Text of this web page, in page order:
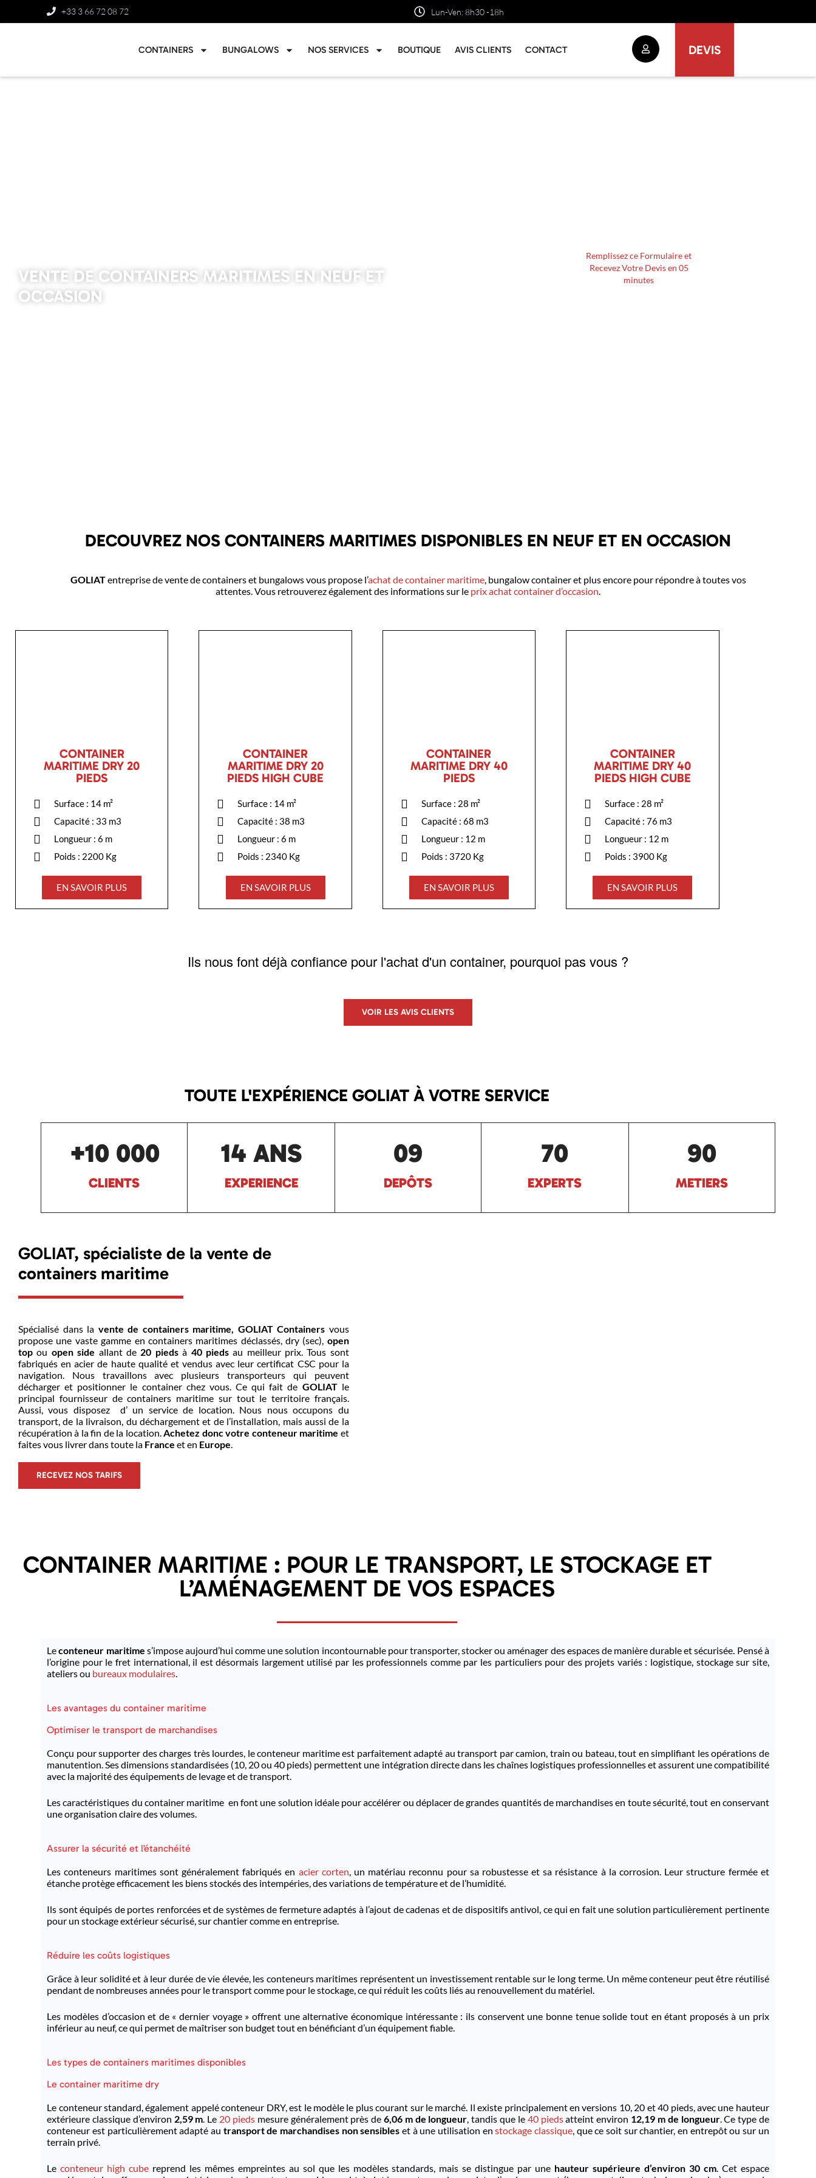
+33 3 66 72 08 72 Lun-Ven: 8h30 -18h
CONTAINERS BUNGALOWS NOS SERVICES BOUTIQUE AVIS CLIENTS CONTACT DEVIS
VENTE DE CONTAINERS MARITIMES EN NEUF ET
OCCASION
Remplissez ce Formulaire et
Recevez Votre Devis en 05
minutes
DECOUVREZ NOS CONTAINERS MARITIMES DISPONIBLES EN NEUF ET EN OCCASION
GOLIATentreprise de vente de containers et bungalows vous propose l’achat de container maritime, bungalow container et plus encore pour répondre à toutes vos
attentes. Vous retrouverez également des informations sur le prix achat container d’occasion.
CONTAINER
MARITIME DRY 20
PIEDS
Surface : 14 m²
Capacité : 33 m3
Longueur : 6 m
Poids : 2200 Kg
EN SAVOIR PLUS
CONTAINER
MARITIME DRY 20
PIEDS HIGH CUBE
Surface : 14 m²
Capacité : 38 m3
Longueur : 6 m
Poids : 2340 Kg
EN SAVOIR PLUS
CONTAINER
MARITIME DRY 40
PIEDS
Surface : 28 m²
Capacité : 68 m3
Longueur : 12 m
Poids : 3720 Kg
EN SAVOIR PLUS
CONTAINER
MARITIME DRY 40
PIEDS HIGH CUBE
Surface : 28 m²
Capacité : 76 m3
Longueur : 12 m
Poids : 3900 Kg
EN SAVOIR PLUS
Ils nous font déjà confiance pour l'achat d'un container, pourquoi pas vous ?
VOIR LES AVIS CLIENTS
TOUTE L'EXPÉRIENCE GOLIAT À VOTRE SERVICE
+10 000
CLIENTS
14 ANS
EXPERIENCE
09
DEPÔTS
70
EXPERTS
90
METIERS
GOLIAT, spécialiste de la vente de
containers maritime
Spécialisé dans la vente de containers maritime, GOLIAT Containers vous
propose une vaste gamme en containers maritimes déclassés, dry (sec), open
top ou open side allant de 20 piedsà 40 piedsau meilleur prix. Tous sont
fabriqués en acier de haute qualité et vendus avec leur certificat CSC pour la
navigation. Nous travaillons avec plusieurs transporteurs qui peuvent
décharger et positionner le container chez vous. Ce qui fait de GOLIATle
principal fournisseur de containers maritime sur tout le territoire français.
Aussi, vous disposez d’ un service de location. Nous nous occupons du
transport, de la livraison, du déchargement et de l’installation, mais aussi de la
récupération à la fin de la location.Achetez donc votre conteneur maritime et
faites vous livrer dans toute la France et en Europe.
RECEVEZ NOS TARIFS
CONTAINER MARITIME : POUR LE TRANSPORT, LE STOCKAGE ET
L’AMÉNAGEMENT DE VOS ESPACES
Leconteneur maritime s’impose aujourd’hui comme une solution incontournable pour transporter, stocker ou aménager des espaces de manière durable et sécurisée. Pensé à
l’origine pour le fret international, il est désormais largement utilisé par les professionnels comme par les particuliers pour des projets variés : logistique, stockage sur site,
ateliers ou bureaux modulaires
Les avantages du container maritime
Optimiser le transport de marchandises
Conçu pour supporter des charges très lourdes, le conteneur maritime est parfaitement adapté au transport par camion, train ou bateau, tout en simplifiant les opérations de
manutention. Ses dimensions standardisées (10, 20 ou 40 pieds) permettent une intégration directe dans les chaînes logistiques professionnelles et assurent une compatibilité
avec la majorité des équipements de levage et de transport.
Les caractéristiques du container maritime en font une solution idéale pour accélérer ou déplacer de grandes quantités de marchandises en toute sécurité, tout en conservant
une organisation claire des volumes.
Assurer la sécurité et l’étanchéité
Les conteneurs maritimes sont généralement fabriqués en acier corten , un matériau reconnu pour sa robustesse et sa résistance à la corrosion. Leur structure fermée et
étanche protège efficacement les biens stockés des intempéries, des variations de température et de l’humidité.
Ils sont équipés de portes renforcées et de systèmes de fermeture adaptés à l’ajout de cadenas et de dispositifs antivol, ce qui en fait une solution particulièrement pertinente
pour un stockage extérieur sécurisé, sur chantier comme en entreprise.
Réduire les coûts logistiques
Grâce à leur solidité et à leur durée de vie élevée, les conteneurs maritimes représentent un investissement rentable sur le long terme. Un même conteneur peut être réutilisé
pendant de nombreuses années pour le transport comme pour le stockage, ce qui réduit les coûts liés au renouvellement du matériel.
Les modèles d’occasion et de « dernier voyage » offrent une alternative économique intéressante : ils conservent une bonne tenue solide tout en étant proposés à un prix
inférieur au neuf, ce qui permet de maîtriser son budget tout en bénéficiant d’un équipement fiable.
Les types de containers maritimes disponibles
Le container maritime dry
Le conteneur standard, également appelé conteneur DRY, est le modèle le plus courant sur le marché. Il existe principalement en versions 10, 20 et 40 pieds, avec une hauteur
extérieure classique d’environ 2,59 m . Le 20 piedsmesure généralement près de6,06 m de longueur , tandis que le 40 piedsatteint environ 12,19 m de longueur. Ce type de
conteneur est particulièrement adapté au transport de marchandises non sensibles et à une utilisation enstockage classique , que ce soit sur chantier, en entrepôt ou sur un
terrain privé.
Leconteneur high cube reprend les mêmes empreintes au sol que les modèles standards, mais se distingue par une hauteur supérieure d’environ 30 cm. Cet espace